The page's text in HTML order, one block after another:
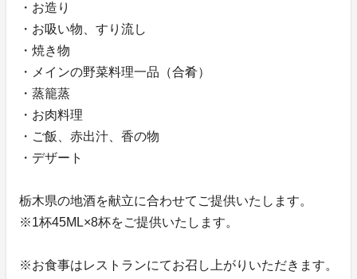
・お造り
・お吸い物、すり流し
・焼き物
・メインの野菜料理一品（合肴）
・蒸籠蒸
・お肉料理
・ご飯、赤出汁、香の物
・デザート
栃木県の地酒を献立に合わせてご提供いたします。
※1杯45ML×8杯をご提供いたします。
※お食事はレストランにてお召し上がりいただきます。